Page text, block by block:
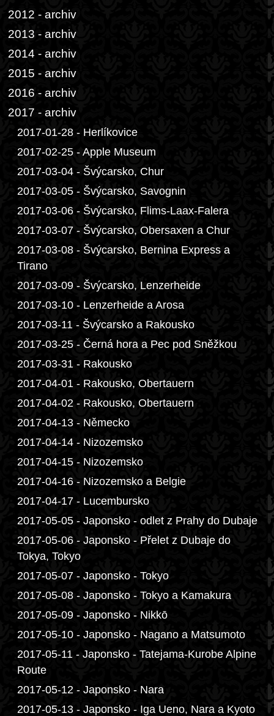
2012 - archiv
2013 - archiv
2014 - archiv
2015 - archiv
2016 - archiv
2017 - archiv
2017-01-28 - Herlíkovice
2017-02-25 - Apple Museum
2017-03-04 - Švýcarsko, Chur
2017-03-05 - Švýcarsko, Savognin
2017-03-06 - Švýcarsko, Flims-Laax-Falera
2017-03-07 - Švýcarsko, Obersaxen a Chur
2017-03-08 - Švýcarsko, Bernina Express a
Tirano
2017-03-09 - Švýcarsko, Lenzerheide
2017-03-10 - Lenzerheide a Arosa
2017-03-11 - Švýcarsko a Rakousko
2017-03-25 - Černá hora a Pec pod Sněžkou
2017-03-31 - Rakousko
2017-04-01 - Rakousko, Obertauern
2017-04-02 - Rakousko, Obertauern
2017-04-13 - Německo
2017-04-14 - Nizozemsko
2017-04-15 - Nizozemsko
2017-04-16 - Nizozemsko a Belgie
2017-04-17 - Lucembursko
2017-05-05 - Japonsko - odlet z Prahy do Dubaje
2017-05-06 - Japonsko - Přelet z Dubaje do
Tokya, Tokyo
2017-05-07 - Japonsko - Tokyo
2017-05-08 - Japonsko - Tokyo a Kamakura
2017-05-09 - Japonsko - Nikkō
2017-05-10 - Japonsko - Nagano a Matsumoto
2017-05-11 - Japonsko - Tatejama-Kurobe Alpine
Route
2017-05-12 - Japonsko - Nara
2017-05-13 - Japonsko - Iga Ueno, Nara a Kyoto